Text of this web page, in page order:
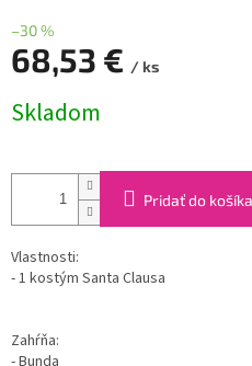
–30 %
68,53 € / ks
cena:
Skladom
Pridať do košíka
Vlastnosti:
- 1 kostým Santa Clausa
Zahŕňa: